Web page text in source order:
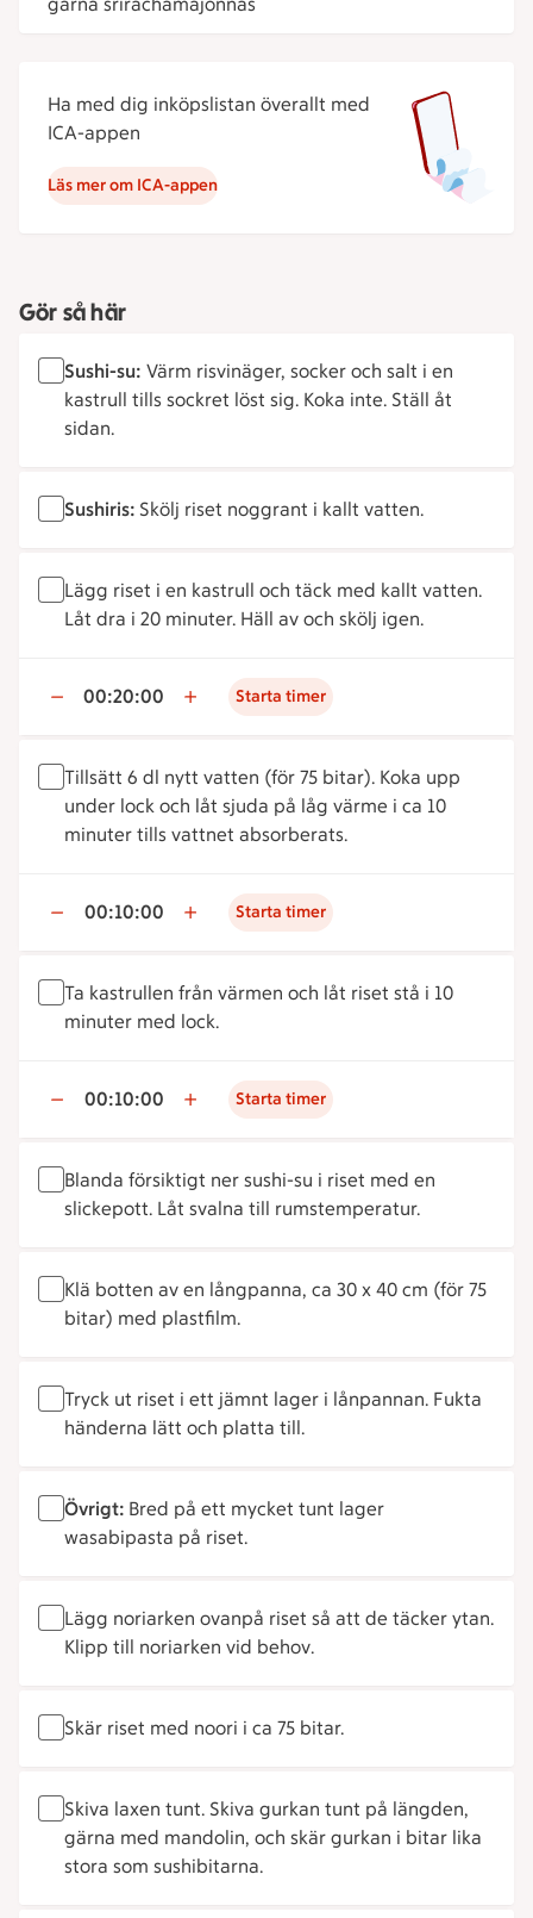
Ha med dig inköpslistan överallt med
ICA-appen
Läs mer om ICA-appen
Gör så här
Sushi-su: Värm risvinäger, socker och salt i en
kastrull tills sockret löst sig. Koka inte. Ställ åt
sidan.
Sushiris: Skölj riset noggrant i kallt vatten.
Lägg riset i en kastrull och täck med kallt vatten.
Låt dra i 20 minuter. Häll av och skölj igen.
00:20:00 Starta timer
Tillsätt 6 dl nytt vatten (för 75 bitar). Koka upp
under lock och låt sjuda på låg värme i ca 10
minuter tills vattnet absorberats.
00:10:00 Starta timer
Ta kastrullen från värmen och låt riset stå i 10
minuter med lock.
00:10:00 Starta timer
Blanda försiktigt ner sushi-su i riset med en
slickepott. Låt svalna till rumstemperatur.
Klä botten av en långpanna, ca 30 x 40 cm (för 75
bitar) med plastfilm.
Tryck ut riset i ett jämnt lager i lånpannan. Fukta
händerna lätt och platta till.
Övrigt: Bred på ett mycket tunt lager
wasabipasta på riset.
Lägg noriarken ovanpå riset så att de täcker ytan.
Klipp till noriarken vid behov.
Skär riset med noori i ca 75 bitar.
Skiva laxen tunt. Skiva gurkan tunt på längden,
gärna med mandolin, och skär gurkan i bitar lika
stora som sushibitarna.